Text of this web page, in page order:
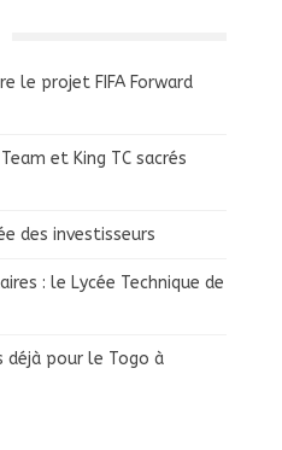
le projet FIFA Forward
et King TC sacrés
des investisseurs
: le Lycée Technique de
pour le Togo à